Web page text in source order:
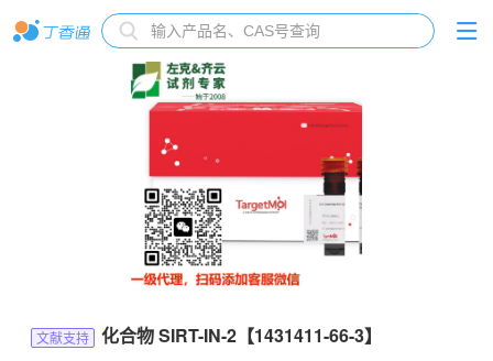
文献支持 化合物 SIRT-IN-2【1431411-66-3】